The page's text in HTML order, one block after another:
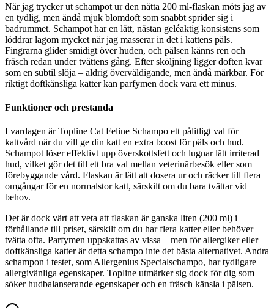
När jag trycker ut schampot ur den nätta 200 ml-flaskan möts jag av
en tydlig, men ändå mjuk blomdoft som snabbt sprider sig i
badrummet. Schampot har en lätt, nästan geléaktig konsistens som
löddrar lagom mycket när jag masserar in det i kattens päls.
Fingrarna glider smidigt över huden, och pälsen känns ren och
fräsch redan under tvättens gång. Efter sköljning ligger doften kvar
som en subtil slöja – aldrig överväldigande, men ändå märkbar. För
riktigt doftkänsliga katter kan parfymen dock vara ett minus.
Funktioner och prestanda
I vardagen är Topline Cat Feline Schampo ett pålitligt val för
kattvård när du vill ge din katt en extra boost för päls och hud.
Schampot löser effektivt upp överskottsfett och lugnar lätt irriterad
hud, vilket gör det till ett bra val mellan veterinärbesök eller som
förebyggande vård. Flaskan är lätt att dosera ur och räcker till flera
omgångar för en normalstor katt, särskilt om du bara tvättar vid
behov.
Det är dock värt att veta att flaskan är ganska liten (200 ml) i
förhållande till priset, särskilt om du har flera katter eller behöver
tvätta ofta. Parfymen uppskattas av vissa – men för allergiker eller
doftkänsliga katter är detta schampo inte det bästa alternativet. Andra
schampon i testet, som Allergenius Specialschampo, har tydligare
allergivänliga egenskaper. Topline utmärker sig dock för dig som
söker hudbalanserande egenskaper och en fräsch känsla i pälsen.